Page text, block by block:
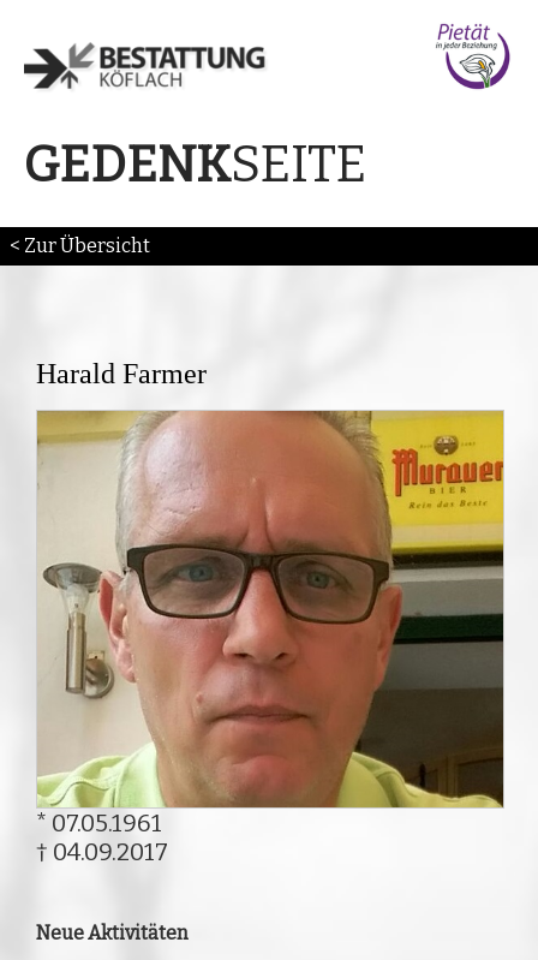
GEDENKSEITE
< Zur Übersicht
Harald Farmer
* 07.05.1961
† 04.09.2017
Neue Aktivitäten